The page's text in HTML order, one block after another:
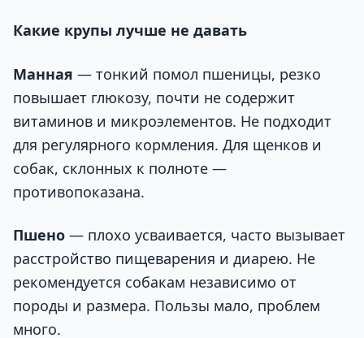
Какие крупы лучше не давать
Манная — тонкий помол пшеницы, резко
повышает глюкозу, почти не содержит
витаминов и микроэлементов. Не подходит
для регулярного кормления. Для щенков и
собак, склонных к полноте —
противопоказана.
Пшено — плохо усваивается, часто вызывает
расстройство пищеварения и диарею. Не
рекомендуется собакам независимо от
породы и размера. Пользы мало, проблем
много.